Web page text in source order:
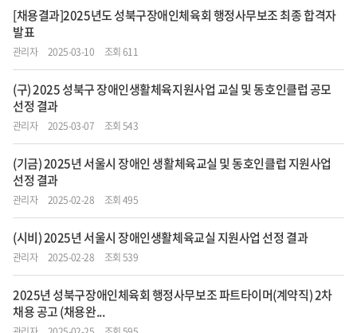
[채용결과]2025년도 성북구장애인체육회 행정사무보조 최종 합격자
발표
관리자 2025-03-10 조회 611
(구) 2025 성북구 장애인생활체육지원사업 교실 및 동호인클럽 공모
선정 결과
관리자 2025-03-07 조회 543
(기금) 2025년 서울시 장애인 생활체육교실 및 동호인클럽 지원사업
선정 결과
관리자 2025-02-28 조회 495
(시비) 2025년 서울시 장애인생활체육교실 지원사업 선정 결과
관리자 2025-02-28 조회 539
2025년 성북구장애인체육회 행정사무보조 파트타이머(계약직) 2차
채용 공고 (채용완...